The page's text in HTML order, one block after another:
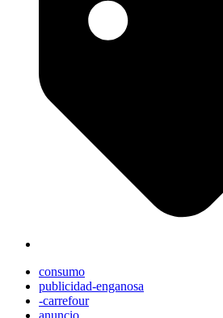
consumo
publicidad-enganosa
-carrefour
anuncio